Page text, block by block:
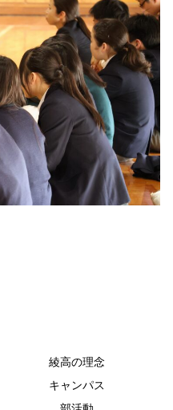
綾高の理念
キャンパス